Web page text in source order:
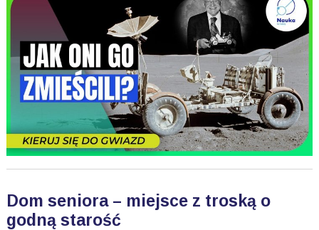
Dom seniora – miejsce z troską o
godną starość